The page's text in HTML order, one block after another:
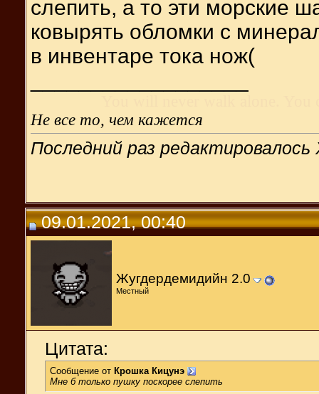
слепить, а то эти морские
ковырять обломки с
в инвентаре тока нож(
Не все то, чем кажется
Последний раз
09.01.2021, 00:40
Жугдердемидийн 2.0
Местный
Цитата:
Сообщение от Крошка Кицунэ
Мне б только пушку поскорее слепить